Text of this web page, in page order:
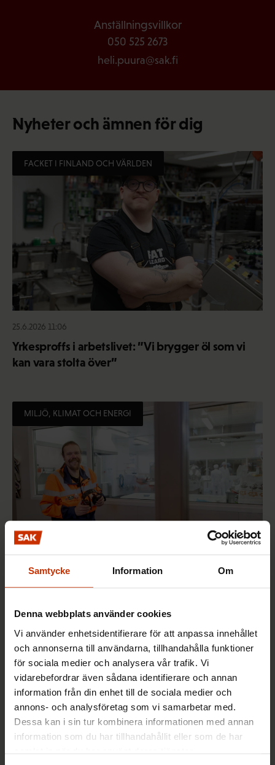
Samtycke Information Om
Denna webbplats använder cookies
Vi använder enhetsidentifierare för att anpassa innehållet
och annonserna till användarna, tillhandahålla funktioner
för sociala medier och analysera vår trafik. Vi
vidarebefordrar även sådana identifierare och annan
information från din enhet till de sociala medier och
annons- och analysföretag som vi samarbetar med.
Dessa kan i sin tur kombinera informationen med annan
information som du har tillhandahållit eller som de har
Anställningsvillkor
050 525 2673
heli.puura@sak.fi
Nyheter och ämnen för dig
FACKET I FINLAND OCH VÄRLDEN
25.6.2026 11:06
Yrkesproffs i arbetslivet: ”Vi brygger öl som vi
kan vara stolta över”
MILJÖ, KLIMAT OCH ENERGI
2.6.2026 10:01
försvinner men nya uppstår i stället
FACKET I FINLAND OCH VÄRLDEN